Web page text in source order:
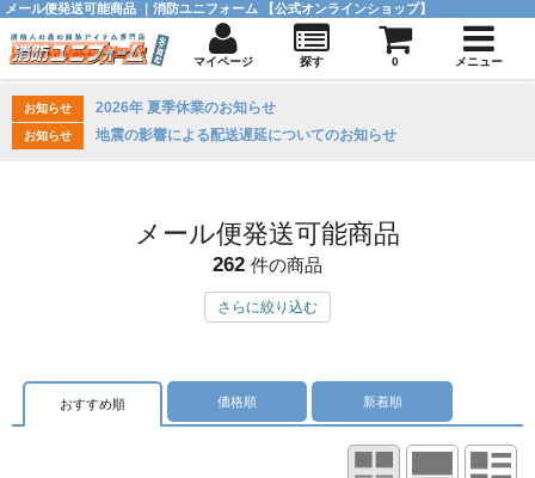
お知らせ 2026年 夏季休業のお知らせ
お知らせ 地震の影響による配送遅延についてのお知らせ
メール便発送可能商品
262 件の商品
さらに絞り込む
おすすめ順 価格順 新着順
メール便発送可能商品 ｜消防ユニフォーム 【公式オンラインショップ】
マイページ 探す 0 メニュー